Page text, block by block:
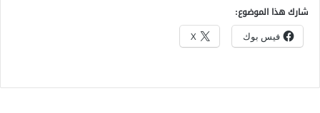
شارك هذا الموضوع:
فيس بوك X